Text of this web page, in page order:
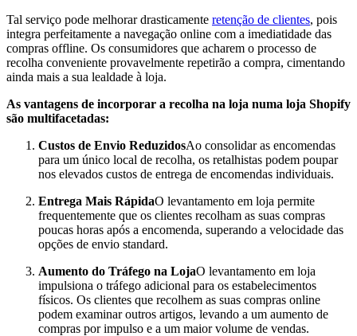
Tal serviço pode melhorar drasticamente retenção de clientes, pois
integra perfeitamente a navegação online com a imediatidade das
compras offline. Os consumidores que acharem o processo de
recolha conveniente provavelmente repetirão a compra, cimentando
ainda mais a sua lealdade à loja.
As vantagens de incorporar a recolha na loja numa loja Shopify
são multifacetadas:
Custos de Envio ReduzidosAo consolidar as encomendas
para um único local de recolha, os retalhistas podem poupar
nos elevados custos de entrega de encomendas individuais.
Entrega Mais RápidaO levantamento em loja permite
frequentemente que os clientes recolham as suas compras
poucas horas após a encomenda, superando a velocidade das
opções de envio standard.
Aumento do Tráfego na LojaO levantamento em loja
impulsiona o tráfego adicional para os estabelecimentos
físicos. Os clientes que recolhem as suas compras online
podem examinar outros artigos, levando a um aumento de
compras por impulso e a um maior volume de vendas.